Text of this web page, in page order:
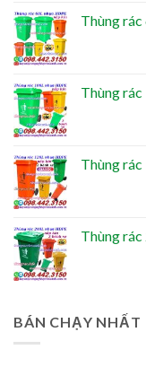
Thùng
Thùng
Thùng
Thùng
BÁN CHẠY NHẤT